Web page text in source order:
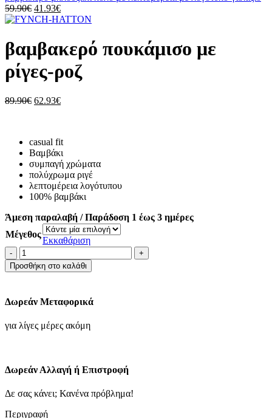
59.90€ Original
price
59.90€.
41.93€Η
τρέχουσα
41.93€.
βαμβακερό πουκάμισο με
ρίγες-ροζ
89.90€ Original
62.93€Η
62.93€.
casual fit
Βαμβάκι
συμπαγή χρώματα
πολύχρωμα ριγέ
λεπτομέρεια λογότυπου
100% βαμβάκι
Άμεση παραλαβή / Παράδοση 1 έως 3 ημέρες
Μέγεθος
Εκκαθάριση
βαμβακερό
πουκάμισο
με
ροζ
ποσότητα
Προσθήκη στο καλάθι
Δωρεάν Μεταφορικά
για λίγες μέρες ακόμη
Δωρεάν Αλλαγή ή Επιστροφή
Δε σας κάνει; Κανένα πρόβλημα!
Περιγραφή